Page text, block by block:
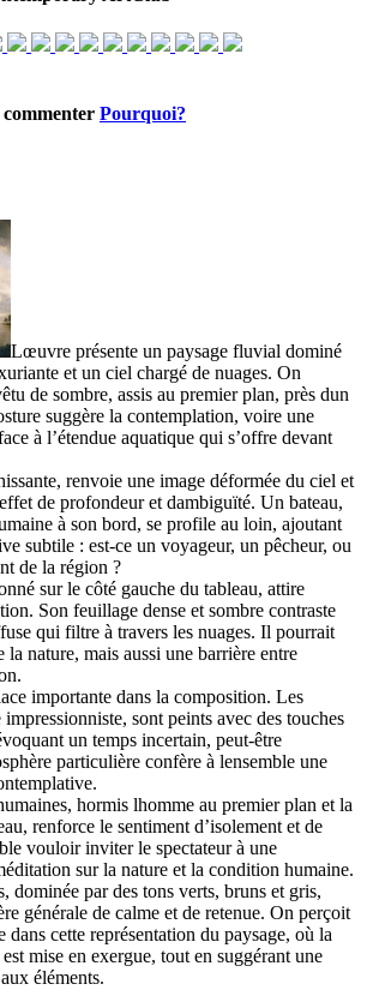
commenter Pourquoi?
Lœuvre présente un paysage fluvial dominé
et un ciel chargé de nuages. On
de sombre, assis au premier plan, près dun
suggère la contemplation, voire une
à l’étendue aquatique qui s’offre devant
renvoie une image déformée du ciel et
de profondeur et dambiguïté. Un bateau,
à son bord, se profile au loin, ajoutant
subtile : est-ce un voyageur, un pêcheur, ou
de la région ?
sur le côté gauche du tableau, attire
Son feuillage dense et sombre contraste
qui filtre à travers les nuages. Il pourrait
nature, mais aussi une barrière entre
importante dans la composition. Les
impressionniste, sont peints avec des touches
un temps incertain, peut-être
particulière confère à lensemble une
hormis lhomme au premier plan et la
renforce le sentiment d’isolement et de
vouloir inviter le spectateur à une
sur la nature et la condition humaine.
dominée par des tons verts, bruns et gris,
générale de calme et de retenue. On perçoit
dans cette représentation du paysage, où la
mise en exergue, tout en suggérant une
éléments.